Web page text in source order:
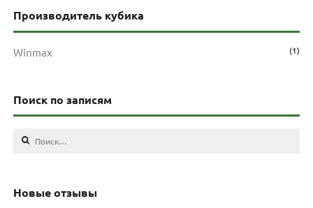
Производитель кубика
Winmax (1)
Поиск по записям
Найти:
Новые отзывы